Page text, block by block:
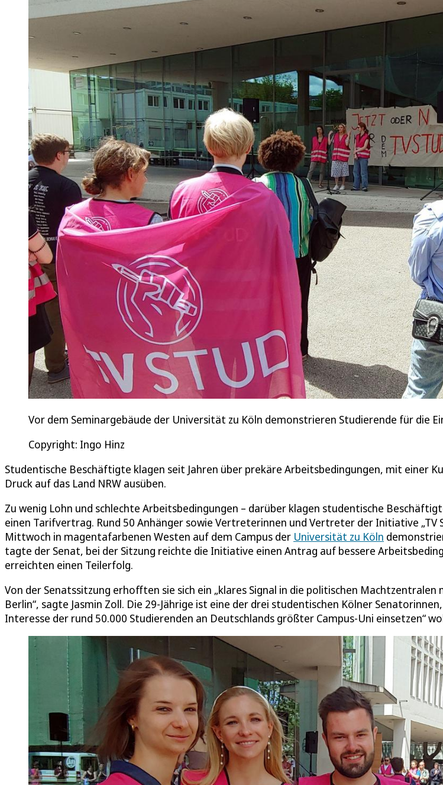
Vor dem Seminargebäude der Universität zu Köln demonstrieren Studierende für die
Copyright: Ingo Hinz
Studentische Beschäftigte klagen seit Jahren über prekäre Arbeitsbedingungen, mit einer
Druck auf das Land NRW ausüben.
Zu wenig Lohn und schlechte Arbeitsbedingungen – darüber klagen studentische
einen Tarifvertrag. Rund 50 Anhänger sowie Vertreterinnen und Vertreter der Initiative „TV
Mittwoch in magentafarbenen Westen auf dem Campus der Universität zu Köln
tagte der Senat, bei der Sitzung reichte die Initiative einen Antrag auf bessere
erreichten einen Teilerfolg.
Von der Senatssitzung erhofften sie sich ein „klares Signal in die politischen Machtzentralen
Berlin“, sagte Jasmin Zoll. Die 29-Jährige ist eine der drei studentischen Kölner
Interesse der rund 50.000 Studierenden an Deutschlands größter Campus-Uni einsetzen“